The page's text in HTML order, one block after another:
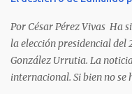
gobernante que pretenda
como resultado el fracaso
el acceso a la información,
Por César Pérez Vivas Ha
la elección presidencial del
González Urrutia. La
internacional. Si bien no se